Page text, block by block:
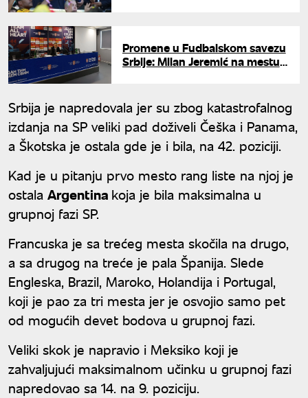
Promene u Fudbalskom savezu
Srbije: Milan Jeremić na mestu
Srbija je napredovala jer su zbog katastrofalnog
izdanja na SP veliki pad doživeli Češka i Panama,
a Škotska je ostala gde je i bila, na 42. poziciji.
Kad je u pitanju prvo mesto rang liste na njoj je
ostala Argentina koja je bila maksimalna u
grupnoj fazi SP.
Francuska je sa trećeg mesta skočila na drugo,
a sa drugog na treće je pala Španija. Slede
Engleska, Brazil, Maroko, Holandija i Portugal,
koji je pao za tri mesta jer je osvojio samo pet
od mogućih devet bodova u grupnoj fazi.
Veliki skok je napravio i Meksiko koji je
zahvaljujući maksimalnom učinku u grupnoj fazi
napredovao sa 14. na 9. poziciju.